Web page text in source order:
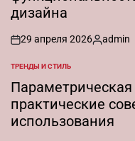
дизайна
on
29 апреля 2026
Запись
admin
ОПУБЛИКОВАНО
В
ТРЕНДЫ И СТИЛЬ
практические
использования